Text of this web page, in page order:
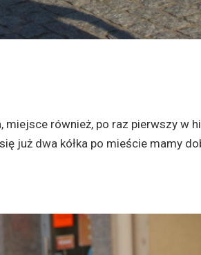
miejsce również, po raz pierwszy w
już dwa kółka po mieście mamy